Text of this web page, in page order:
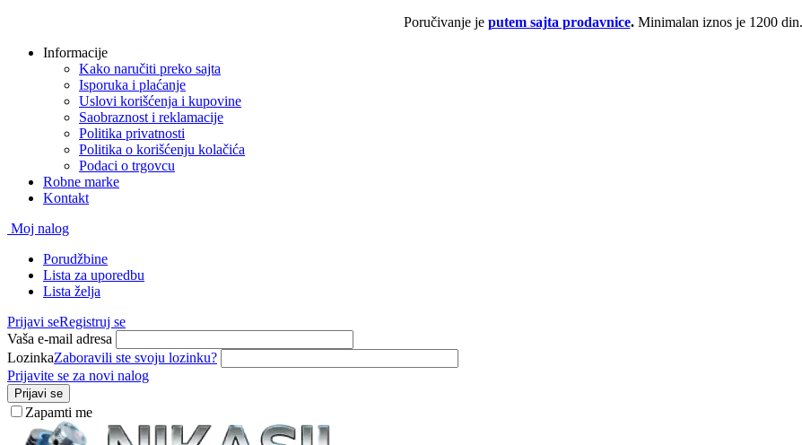
Poručivanje je putem sajta prodavnice. Minimalan iznos je 1200 din.
Informacije
Kako naručiti preko sajta
Isporuka i plaćanje
Uslovi korišćenja i kupovine
Saobraznost i reklamacije
Politika privatnosti
Politika o korišćenju kolačića
Podaci o trgovcu
Robne marke
Kontakt
Moj nalog
Porudžbine
Lista za uporedbu
Lista želja
Prijavi seRegistruj se
Vaša e-mail adresa
LozinkaZaboravili ste svoju lozinku?
Prijavite se za novi nalog
Prijavi se
Zapamti me